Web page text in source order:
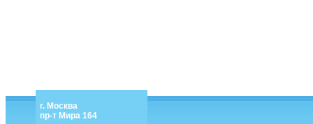
г. Москва
пр-т Мира 164